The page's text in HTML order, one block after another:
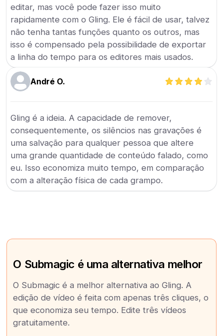
editar, mas você pode fazer isso muito
rapidamente com o Gling. Ele é fácil de usar, talvez
não tenha tantas funções quanto os outros, mas
isso é compensado pela possibilidade de exportar
a linha do tempo para os editores mais usados.
André O.
Gling é a ideia. A capacidade de remover,
consequentemente, os silêncios nas gravações é
uma salvação para qualquer pessoa que altere
uma grande quantidade de conteúdo falado, como
eu. Isso economiza muito tempo, em comparação
com a alteração física de cada grampo.
O Submagic é uma alternativa melhor
O Submagic é a melhor alternativa ao Gling. A
edição de vídeo é feita com apenas três cliques, o
que economiza seu tempo. Edite três vídeos
gratuitamente.